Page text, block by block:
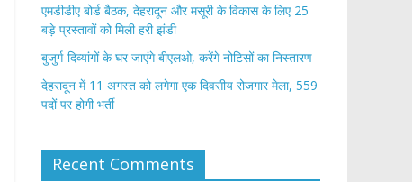
एमडीडीए बोर्ड बैठक, देहरादून और मसूरी के विकास के लिए 25
बड़े प्रस्तावों को मिली हरी झंडी
बुजुर्ग-दिव्यांगों के घर जाएंगे बीएलओ, करेंगे नोटिसों का निस्तारण
​देहरादून में 11 अगस्त को लगेगा एक दिवसीय रोजगार मेला, 559
पदों पर होगी भर्ती
Recent Comments